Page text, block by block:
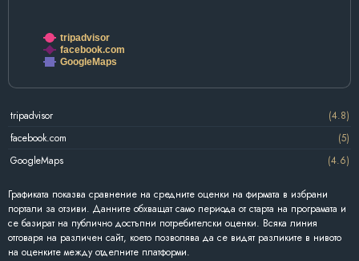
tripadvisor
facebook.com
GoogleMaps
tripadvisor
(4.8)
facebook.com
(5)
GoogleMaps
(4.6)
Графиката показва сравнение на средните оценки на фирмата в избрани
портали за отзиви. Данните обхващат само периода от старта на програмата и
се базират на публично достъпни потребителски оценки. Всяка линия
отговаря на различен сайт, което позволява да се видят разликите в нивото
на оценките между отделните платформи.